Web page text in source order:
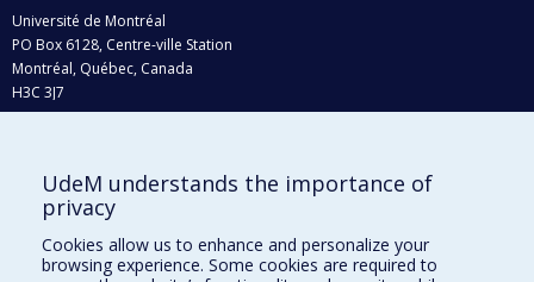
Université de Montréal
PO Box 6128, Centre-ville Station
Montréal, Québec, Canada
H3C 3J7
Who does what?
Find us
UdeM understands the importance of
privacy
Cookies allow us to enhance and personalize your
browsing experience. Some cookies are required to